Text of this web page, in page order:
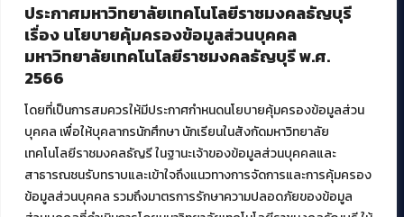
ประกาศมหาวิทยาลัยเทคโนโลยีราชมงคลธัญบุรี
เรื่อง นโยบายคุ้มครองข้อมูลส่วนบุคคล
มหาวิทยาลัยเทคโนโลยีราชมงคลธัญบุรี พ.ศ.
2566
โดยที่เป็นการสมควรให้มีประกาศกำหนดนโยบายคุ้มครองข้อมูลส่วน
บุคคล เพื่อให้บุคลากรนักศึกษา นักเรียนในสังกัดมหาวิทยาลัย
เทคโนโลยีราชมงคลธัญรี ในฐานะเจ้าของข้อมูลส่วนบุคคลและ
สาธารณชนรับทราบและเข้าใจถึงแนวทางการจัดการและการคุ้มครอง
ข้อมูลส่วนบุคคล รวมถึงมาตรการรักษาความปลอดภัยของข้อมูล
บริการอื่นๆ ของ สวส.
ศูนย์สื่อดิจิทัล
ศูนย์นวัตกรรมและความรู้
สมัยใหม่ (MoSeC)
งานบริการวิชาการให้กับหน่วยงานภายนอก